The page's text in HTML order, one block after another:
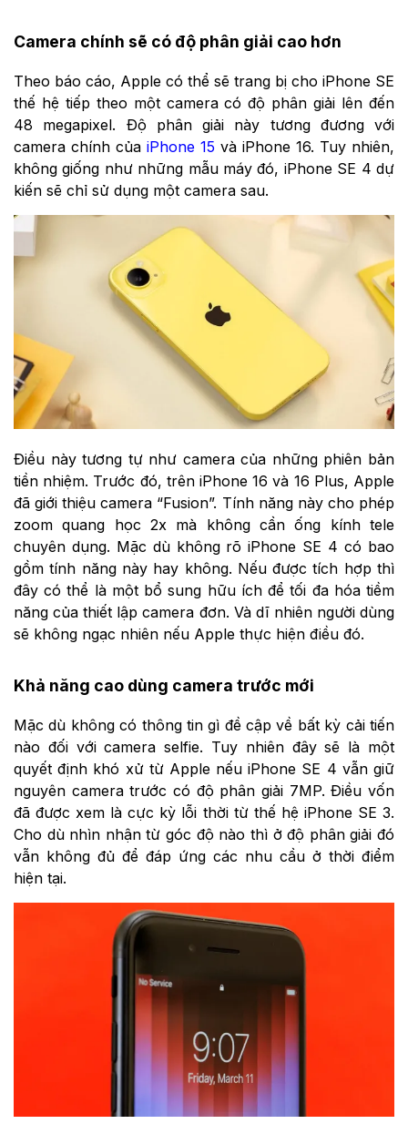
Camera chính sẽ có độ phân giải cao hơn
Theo báo cáo, Apple có thể sẽ trang bị cho iPhone SE
thế hệ tiếp theo một camera có độ phân giải lên đến
48 megapixel. Độ phân giải này tương đương với
camera chính của iPhone 15 và iPhone 16. Tuy nhiên,
không giống như những mẫu máy đó, iPhone SE 4 dự
kiến ​​sẽ chỉ sử dụng một camera sau.
Điều này tương tự như camera của những phiên bản
tiền nhiệm. Trước đó, trên iPhone 16 và 16 Plus, Apple
đã giới thiệu camera “Fusion”. Tính năng này cho phép
zoom quang học 2x mà không cần ống kính tele
chuyên dụng. Mặc dù không rõ iPhone SE 4 có bao
gồm tính năng này hay không. Nếu được tích hợp thì
đây có thể là một bổ sung hữu ích để tối đa hóa tiềm
năng của thiết lập camera đơn. Và dĩ nhiên người dùng
sẽ không ngạc nhiên nếu Apple thực hiện điều đó.
Khả năng cao dùng camera trước mới
Mặc dù không có thông tin gì đề cập về bất kỳ cải tiến
nào đối với camera selfie. Tuy nhiên đây sẽ là một
quyết định khó xử từ Apple nếu iPhone SE 4 vẫn giữ
nguyên camera trước có độ phân giải 7MP. Điều vốn
đã được xem là cực kỳ lỗi thời từ thế hệ iPhone SE 3.
Cho dù nhìn nhận từ góc độ nào thì ở độ phân giải đó
vẫn không đủ để đáp ứng các nhu cầu ở thời điểm
hiện tại.